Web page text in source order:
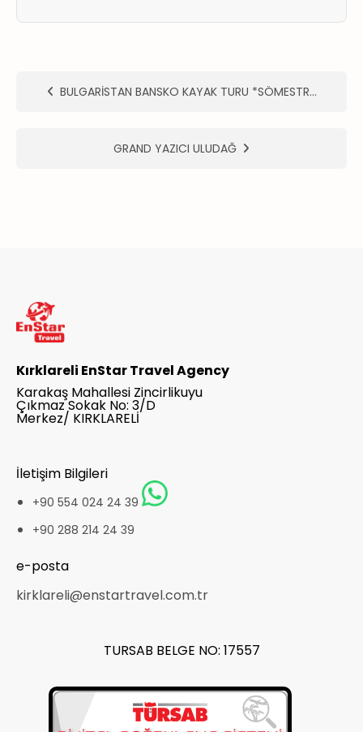
BULGARİSTAN BANSKO KAYAK TURU *SÖMESTR…
GRAND YAZICI ULUDAĞ
Kırklareli EnStar Travel Agency
Karakaş Mahallesi Zincirlikuyu
Çıkmaz Sokak No: 3/D
Merkez/ KIRKLARELİ
İletişim Bilgileri
+90 554 024 24 39
+90 288 214 24 39
e-posta
kirklareli@enstartravel.com.tr
TURSAB BELGE NO: 17557